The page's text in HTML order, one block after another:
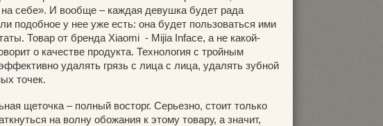
себе». И вообще – каждая девушка будет рада
подобное у нее уже есть: она будет пользоваться ими
Товар от бренда Xiaomi - Mijia Inface, а не какой-
о качестве продукта. Технология с тройным
удалять грязь с лица с лица, удалять зубной
точек.
щеточка – полный восторг. Серьезно, стоит только
на волну обожания к этому товару, а значит,